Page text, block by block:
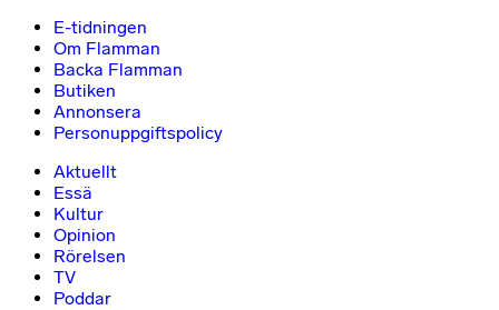
E-tidningen
Om Flamman
Backa Flamman
Butiken
Annonsera
Personuppgiftspolicy
Aktuellt
Essä
Kultur
Opinion
Rörelsen
TV
Poddar